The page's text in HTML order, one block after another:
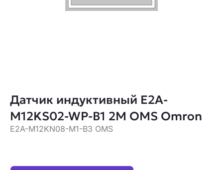
Датчик индуктивный E2A-
M12KS02-WP-B1 2M OMS Omron
E2A-M12KN08-M1-B3 OMS